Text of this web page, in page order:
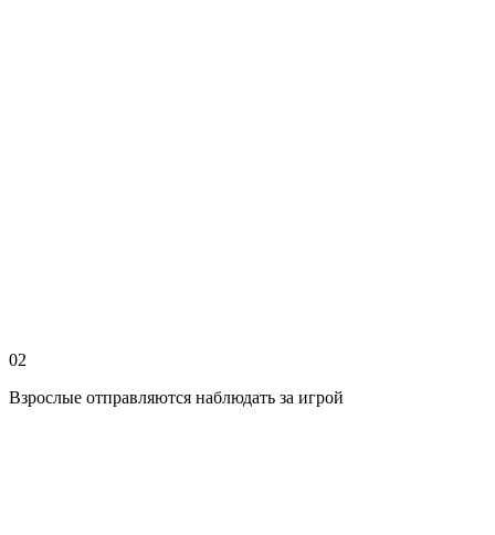
02
Взрослые отправляются наблюдать за игрой